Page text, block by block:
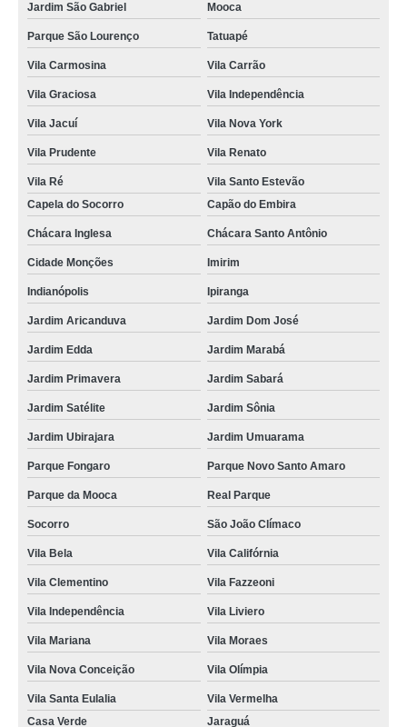
Jardim São Gabriel Mooca
Parque São Lourenço Tatuapé
Vila Carmosina Vila Carrão
Vila Graciosa Vila Independência
Vila Jacuí Vila Nova York
Vila Prudente Vila Renato
Vila Ré
Vila Santo Estevão
Capela do Socorro
Capão do Embira
Chácara Inglesa Chácara Santo Antônio
Cidade Monções Imirim
Indianópolis Ipiranga
Jardim Aricanduva Jardim Dom José
Jardim Edda Jardim Marabá
Jardim Primavera Jardim Sabará
Jardim Satélite Jardim Sônia
Jardim Ubirajara Jardim Umuarama
Parque Fongaro Parque Novo Santo Amaro
Parque da Mooca Real Parque
Socorro São João Clímaco
Vila Bela Vila Califórnia
Vila Clementino Vila Fazzeoni
Vila Independência Vila Liviero
Vila Mariana Vila Moraes
Vila Nova Conceição Vila Olímpia
Vila Santa Eulalia
Vila Vermelha
Casa Verde
Jaraguá